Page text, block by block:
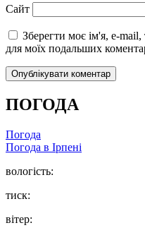
Сайт
Зберегти моє ім'я, e-mail,
для моїх подальших
ПОГОДА
Погода
Погода в Ірпені
вологість:
тиск:
вітер: